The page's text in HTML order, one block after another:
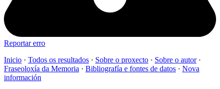
Reportar erro
Inicio · Todos os resultados · Sobre o proxecto · Sobre o autor·
Fraseoloxía da Memoria · Bibliografía e fontes de datos · Nova
información